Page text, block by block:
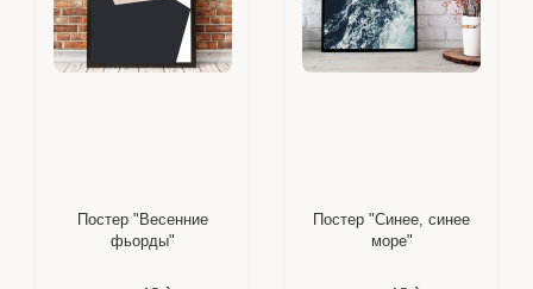
Постер "Весенние
фьорды"
Постер "Синее, синее
море"